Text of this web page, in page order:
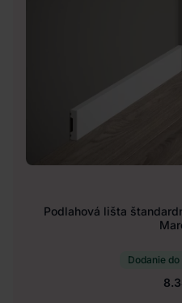
Podlahová lišta
Dodanie